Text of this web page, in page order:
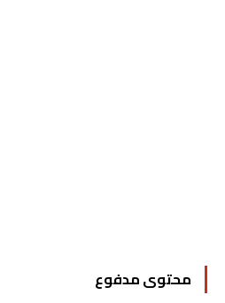
محتوى مدفوع